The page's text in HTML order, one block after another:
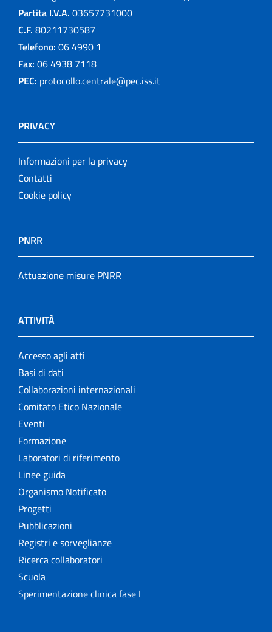
Partita I.V.A. 03657731000
C.F. 80211730587
Telefono: 06 4990 1
Fax: 06 4938 7118
PEC: protocollo.centrale@pec.iss.it
PRIVACY
Informazioni per la privacy
Contatti
Cookie policy
PNRR
Attuazione misure PNRR
ATTIVITÀ
Accesso agli atti
Basi di dati
Collaborazioni internazionali
Comitato Etico Nazionale
Eventi
Formazione
Laboratori di riferimento
Linee guida
Organismo Notificato
Progetti
Pubblicazioni
Registri e sorveglianze
Ricerca collaboratori
Scuola
Sperimentazione clinica fase I